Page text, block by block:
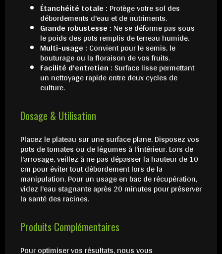
Étanchéité totale : Protège votre sol des
débordements d'eau et de nutriments.
Grande robustesse : Ne se déforme pas sous
le poids des pots remplis de terreau humide.
Multi-usage : Convient pour le semis, le
bouturage ou la floraison de vos fruits.
Facilité d'entretien : Surface lisse permettant
un nettoyage rapide entre deux cycles de
culture.
Dosage & Utilisation
Placez le plateau sur une surface plane. Disposez vos
pots de tomates ou de légumes à l'intérieur. Lors de
l'arrosage, veillez à ne pas dépasser la hauteur de 10
cm pour éviter tout débordement lors de la
manipulation. Pour un usage en bac de récupération,
videz l'eau stagnante après 20 minutes pour préserver
la santé des racines.
Produits Complémentaires
Pour optimiser vos résultats, nous vous